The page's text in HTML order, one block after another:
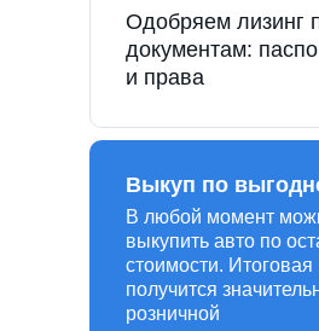
Одобряем лизинг
документам:
и права
В любой момент
выкупить авто по
стоимости. Итоговая
получится
розничной
Выкуп по